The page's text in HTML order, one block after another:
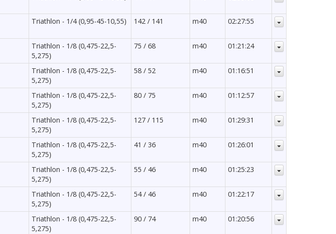
Triathlon - 1/4 (0,95-45-10,55) 142 / 141 m40 02:27:55
Triathlon - 1/8 (0,475-22,5-
5,275)
75 / 68 m40 01:21:24
Triathlon - 1/8 (0,475-22,5-
5,275)
58 / 52 m40 01:16:51
Triathlon - 1/8 (0,475-22,5-
5,275)
80 / 75 m40 01:12:57
Triathlon - 1/8 (0,475-22,5-
5,275)
127 / 115 m40 01:29:31
Triathlon - 1/8 (0,475-22,5-
5,275)
41 / 36 m40 01:26:01
Triathlon - 1/8 (0,475-22,5-
5,275)
55 / 46 m40 01:25:23
Triathlon - 1/8 (0,475-22,5-
5,275)
54 / 46 m40 01:22:17
Triathlon - 1/8 (0,475-22,5-
5,275)
90 / 74 m40 01:20:56